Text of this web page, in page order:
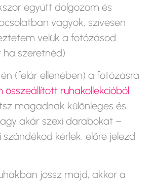
együtt dolgozom és
vagyok, szívesen
velük a fotózásod
szeretnéd)
(felár ellenében) a fotózásra
összeállított ruhakollekcióból
magadnak különleges és
akár szexi darabokat –
kérlek, előre jelezd
jössz majd, akkor a